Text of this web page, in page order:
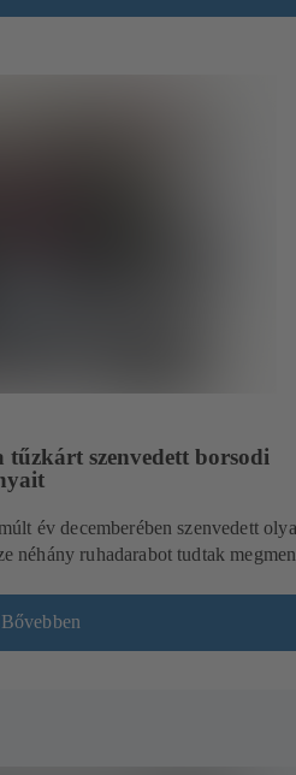
szenvedett borsodi
év decemberében szenvedett
néhány ruhadarabot tudtak
Bővebben